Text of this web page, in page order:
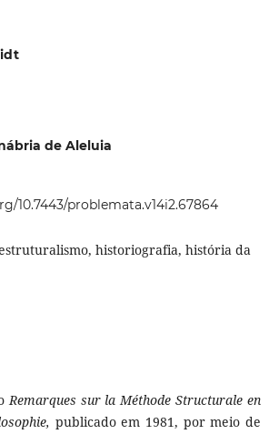
de Aleluia
10.7443/problemata.v14i2.67864
historiografia, história da
Remarques sur la Méthode Structurale en
publicado em 1981, por meio de